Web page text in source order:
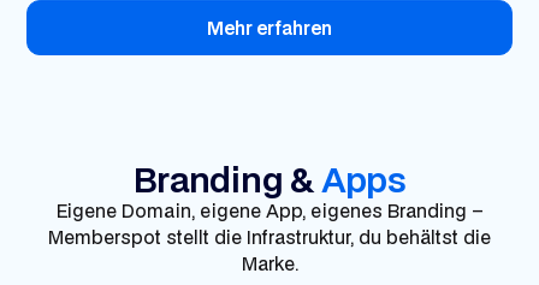
Mehr erfahren
Branding &Apps
Eigene Domain, eigene App, eigenes Branding –
Memberspot stellt die Infrastruktur, du behältst die
Marke.